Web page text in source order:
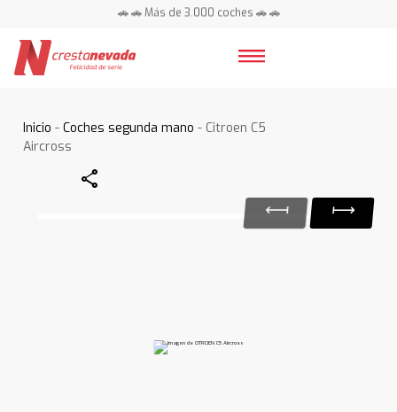
🚗 🚗 Más de 3.000 coches 🚗 🚗
Inicio -Coches segunda mano - Citroen C5
Aircross
Share